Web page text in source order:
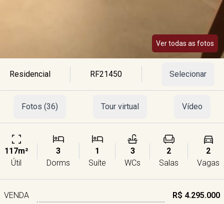
Ver todas as fotos
Residencial RF21450 Selecionar
Fotos (36) Tour virtual Vídeo
117m²
Útil
3
Dorms
1
Suíte
3
WCs
2
Salas
2
Vagas
VENDA R$ 4.295.000